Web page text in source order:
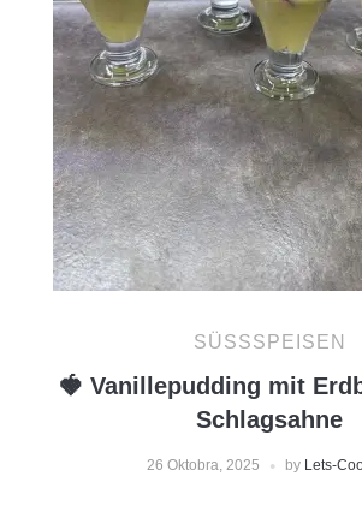
SÜSSSPEISEN
🍓 Vanillepudding mit
Schlagsahne
26 Oktobra, 2025 by Lets-